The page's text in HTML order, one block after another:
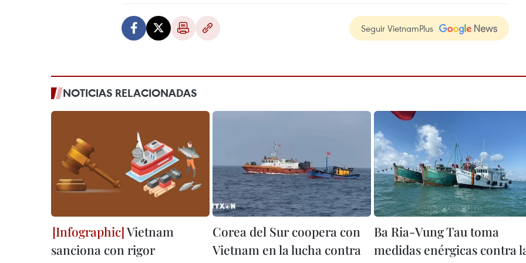
Seguir VietnamPlus
NOTICIAS RELACIONADAS
Vietnam
sanciona con rigor
Corea del Sur coopera con
Vietnam en la lucha contra
Ba Ria-Vung Tau toma
medidas enérgicas contra